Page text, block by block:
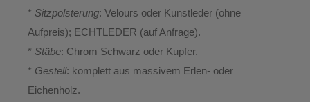
* Sitzpolsterung: Velours oder Kunstleder (ohne
Aufpreis); ECHTLEDER (auf Anfrage).
* Stäbe: Chrom Schwarz oder Kupfer.
* Gestell: komplett aus massivem Erlen- oder
Eichenholz.